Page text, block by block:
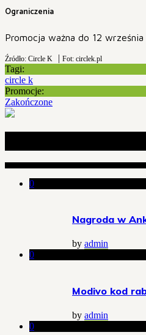
Ograniczenia
Promocja ważna do 12
Źródło: Circle K Fot: circlek.pl
Tagi:
circle k
Promocje:
Zakończone
0
Nagroda w
by admin
0
Modivo kod
by admin
0